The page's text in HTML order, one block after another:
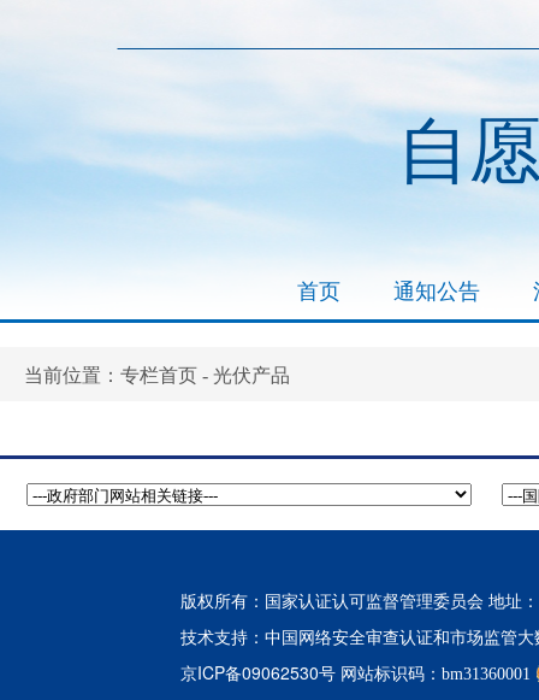
自
首页 通知公告
当前位置： 专栏首页 - 光伏产品
版权所有：国家认证认可监督管理委员会 地址
技术支持： 中国网络安全审查认证和市场监管
京ICP备09062530号 网站标识码：bm31360001